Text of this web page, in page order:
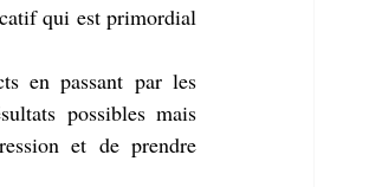
qui est primordial
en passant par les
possibles mais
et de prendre